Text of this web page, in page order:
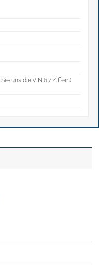
uns die VIN (17 Ziffern)